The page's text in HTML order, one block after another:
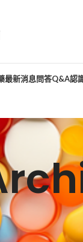
最新消息問答Q&A認